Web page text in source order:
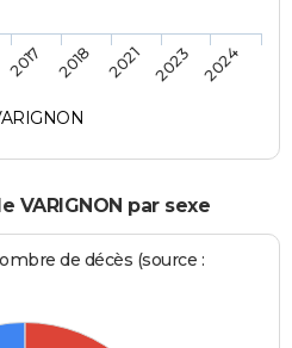
2017 2018 2021 2023 2024
VARIGNON par sexe
de décès (source :